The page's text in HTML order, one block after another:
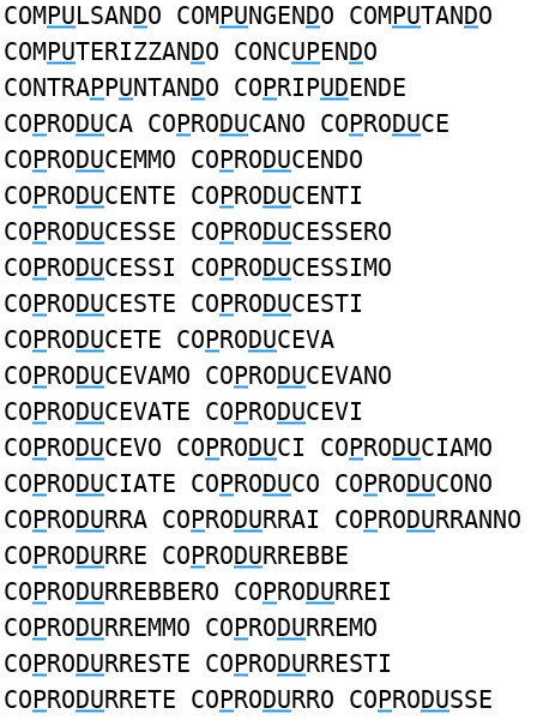
COMPULSANDO COMPUNGENDO COMPUTANDO
COMPUTERIZZANDO CONCUPENDO
CONTRAPPUNTANDO COPRIPUDENDE
COPRODUCA COPRODUCANO COPRODUCE
COPRODUCEMMO COPRODUCENDO
COPRODUCENTE COPRODUCENTI
COPRODUCESSE COPRODUCESSERO
COPRODUCESSI COPRODUCESSIMO
COPRODUCESTE COPRODUCESTI
COPRODUCETE COPRODUCEVA
COPRODUCEVAMO COPRODUCEVANO
COPRODUCEVATE COPRODUCEVI
COPRODUCEVO COPRODUCI COPRODUCIAMO
COPRODUCIATE COPRODUCO COPRODUCONO
COPRODURRA COPRODURRAI COPRODURRANNO
COPRODURRE COPRODURREBBE
COPRODURREBBERO COPRODURREI
COPRODURREMMO COPRODURREMO
COPRODURRESTE COPRODURRESTI
COPRODURRETE COPRODURRO COPRODUSSE